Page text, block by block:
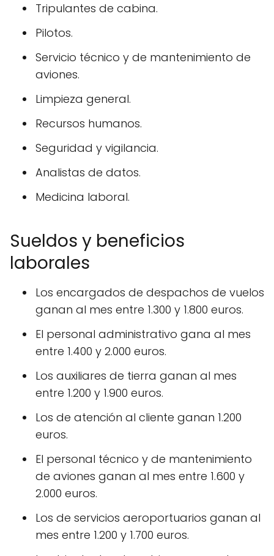
Tripulantes de cabina.
Pilotos.
Servicio técnico y de mantenimiento de
aviones.
Limpieza general.
Recursos humanos.
Seguridad y vigilancia.
Analistas de datos.
Medicina laboral.
Sueldos y beneficios
laborales
Los encargados de despachos de vuelos
ganan al mes entre 1.300 y 1.800 euros.
El personal administrativo gana al mes
entre 1.400 y 2.000 euros.
Los auxiliares de tierra ganan al mes
entre 1.200 y 1.900 euros.
Los de atención al cliente ganan 1.200
euros.
El personal técnico y de mantenimiento
de aviones ganan al mes entre 1.600 y
2.000 euros.
Los de servicios aeroportuarios ganan al
mes entre 1.200 y 1.700 euros.